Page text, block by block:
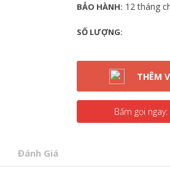
BẢO HÀNH: 12 tháng
SỐ LƯỢNG:
THÊM
Bấm gọi ngay:
Đánh Giá